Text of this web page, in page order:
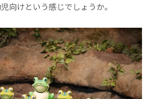
向けという感じでしょうか。